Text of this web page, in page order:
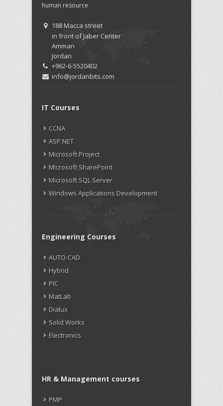
human resource
188 Macca street
in front of Jaber Center
Amman
Jordan
+962-6-5520402
info@jordanbits.com
IT Courses
CCNA
ASP.NET
Microsoft Project
Microsoft SharePoint
Microsoft SQL Server
Windows Applications Development
Engineering Courses
AUTO-CAD
Hybrid
PIC
MatLab
Dialux
Solid Works
Electronics
HR & Management courses
PMP